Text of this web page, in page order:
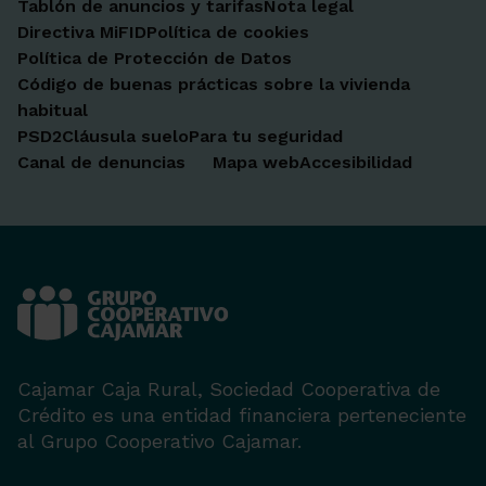
Tablón de anuncios y tarifasNota legal
Directiva MiFIDPolítica de cookies
Política de Protección de Datos
Código de buenas prácticas sobre la vivienda
habitual
PSD2Cláusula sueloPara tu seguridad
Canal de denuncias
Mapa webAccesibilidad
Cajamar Caja Rural, Sociedad Cooperativa de
Crédito es una entidad financiera perteneciente
al Grupo Cooperativo Cajamar.